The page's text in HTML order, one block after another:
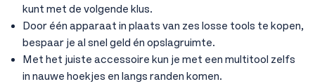
kunt met de volgende klus.
Door één apparaat in plaats van zes losse tools te kopen,
bespaar je al snel geld én opslagruimte.
Met het juiste accessoire kun je met een multitool zelfs
in nauwe hoekjes en langs randen komen.